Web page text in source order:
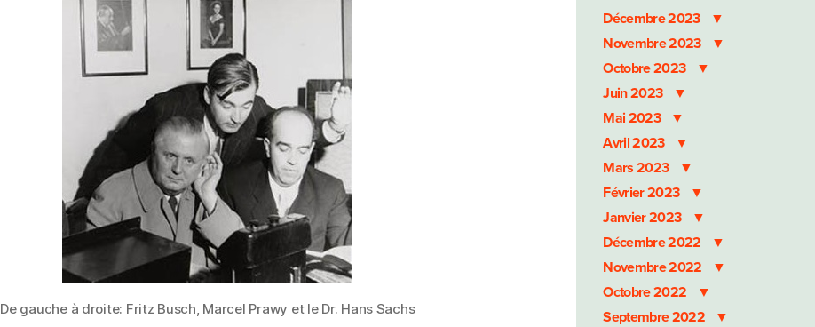
De gauche à droite: Fritz Busch, Marcel Prawy et le Dr. Hans Sachs
Décembre 2023
Novembre 2023
Octobre 2023
Juin 2023
Mai 2023
Avril 2023
Mars 2023
Février 2023
Janvier 2023
Décembre 2022
Novembre 2022
Octobre 2022
Septembre 2022